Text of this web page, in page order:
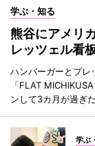
学ぶ・知る
熊谷にアメリ
レッツェル看
ハンバーガーとプレ
「FLAT
ンして3カ月が過ぎた
学ぶ